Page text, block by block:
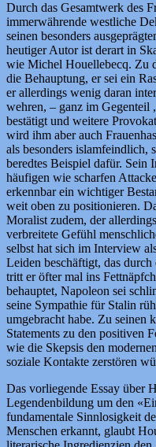
Durch das Gesamtwerk des
immerwährende westliche
seinen besonders
heutiger Autor ist derart in
wie Michel Houellebecq. Zu
die Behauptung, er sei ein
er allerdings wenig daran
wehren, – ganz im Gegenteil
bestätigt und weitere
wird ihm aber auch
als besonders islamfeindlich,
beredtes Beispiel dafür. Sein
häufigen wie scharfen
erkennbar ein wichtiger
weit oben zu positionieren.
Moralist zudem, der
verbreitete Gefühl
selbst hat sich im Interview
Leiden beschäftigt, das
tritt er öfter mal ins
behauptet, Napoleon sei
seine Sympathie für Stalin
umgebracht habe. Zu seinen
Statements zu den positiven
wie die Skepsis den
soziale Kontakte zerstören
Das vorliegende Essay über
Legendenbildung um den
fundamentale Sinnlosigkeit
Menschen erkannt, glaubt